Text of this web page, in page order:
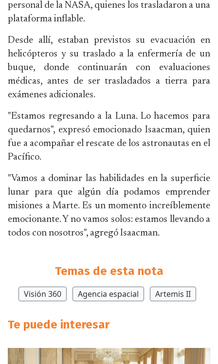
personal de la NASA, quienes los trasladaron a una
plataforma inflable.
Desde allí, estaban previstos su evacuación en
helicópteros y su traslado a la enfermería de un
buque, donde continuarán con evaluaciones
médicas, antes de ser trasladados a tierra para
exámenes adicionales.
"Estamos regresando a la Luna. Lo hacemos para
quedarnos", expresó emocionado Isaacman, quien
fue a acompañar el rescate de los astronautas en el
Pacífico.
"Vamos a dominar las habilidades en la superficie
lunar para que algún día podamos emprender
misiones a Marte. Es un momento increíblemente
emocionante. Y no vamos solos: estamos llevando a
todos con nosotros", agregó Isaacman.
Temas de esta nota
Visión 360 Agencia espacial Artemis II
Te puede interesar